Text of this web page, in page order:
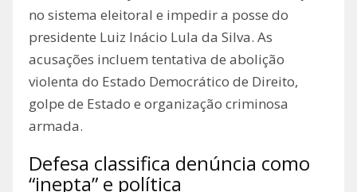
no sistema eleitoral e impedir a posse do
presidente Luiz Inácio Lula da Silva. As
acusações incluem tentativa de abolição
violenta do Estado Democrático de Direito,
golpe de Estado e organização criminosa
armada.
Defesa classifica denúncia como
“inepta” e política